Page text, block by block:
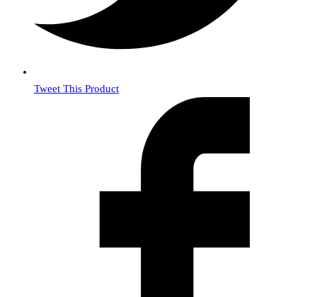
Tweet This Product